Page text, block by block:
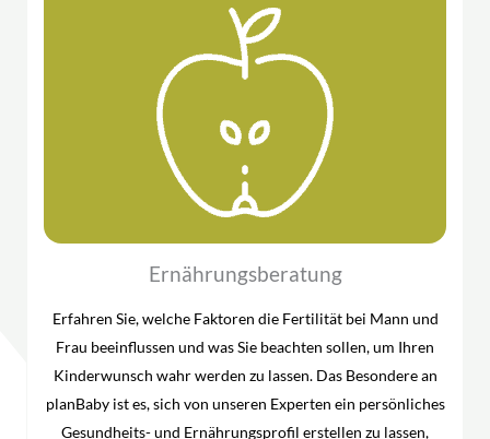
Ernährungsberatung
Erfahren Sie, welche Faktoren die Fertilität bei Mann und
Frau beeinflussen und was Sie beachten sollen, um Ihren
Kinderwunsch wahr werden zu lassen. Das Besondere an
planBaby ist es, sich von unseren Experten ein persönliches
Gesundheits- und Ernährungsprofil erstellen zu lassen,